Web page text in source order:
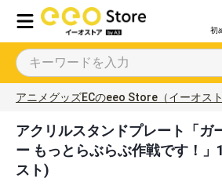
初
アニメグッズECのeeo Store（イーオスト
アクリルスタンドプレート「ガ
ー もっとらぶらぶ作戦です！
スト)